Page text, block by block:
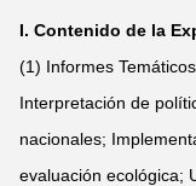
I. Contenido de la
(1) Informes Temáticos
Interpretación de
nacionales;
evaluación ecológica;